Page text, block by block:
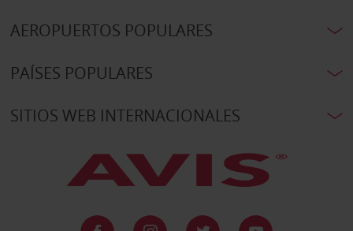
AEROPUERTOS POPULARES
PAÍSES POPULARES
SITIOS WEB INTERNACIONALES